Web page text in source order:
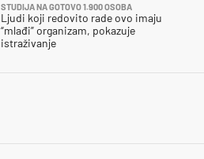
STUDIJA NA GOTOVO 1.900 OSOBA
Ljudi koji redovito rade ovo imaju
“mlađi” organizam, pokazuje
istraživanje